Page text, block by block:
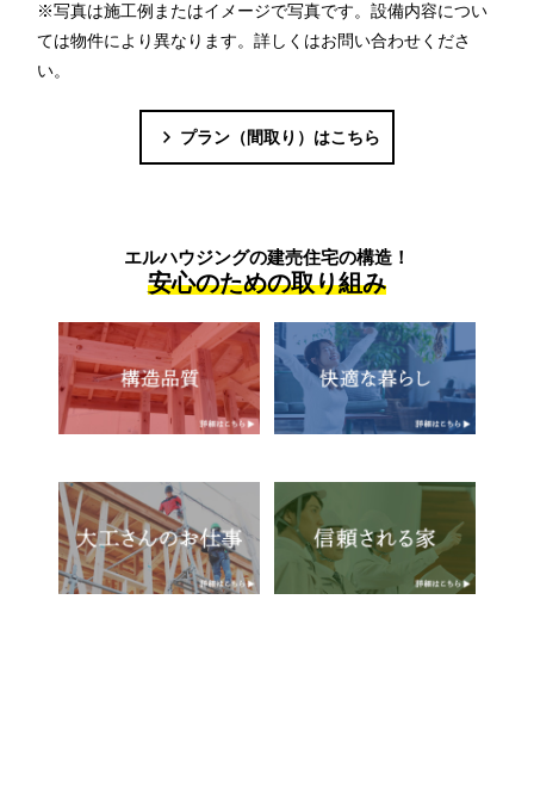
※写真は施工例またはイメージで写真です。設備内容につい
ては物件により異なります。詳しくはお問い合わせくださ
い。
プラン（間取り）はこちら
エルハウジングの建売住宅の構造！
安心のための取り組み